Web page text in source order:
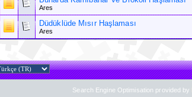
Ares
Düdüklüde Mısır Haşlaması
Ares
Search Engine Optimisation provided by